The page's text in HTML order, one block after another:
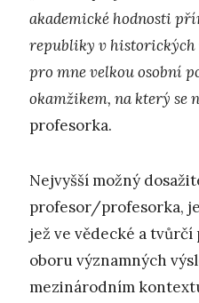
akademické hodnosti
republiky v
pro mne velkou osobní
okamžikem, na který se
profesorka.
Nejvyšší možný
profesor/profesorka,
jež ve vědecké a tvůrčí
oboru významných
mezinárodním